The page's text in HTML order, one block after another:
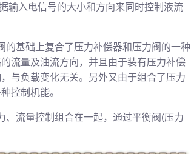
入电信号的大小和方向来同时控制液流
基础上复合了压力补偿器和压力阀的一种
流量及油流方向，并且由于装有压力补偿
与负载变化无关。另外又由于组合了压力
控制机能。
流量控制组合在一起，通过平衡阀(压力